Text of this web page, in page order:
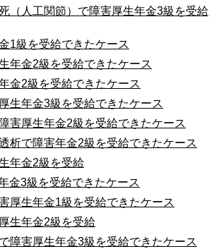
（人工関節）で障害厚生年金3級を受給
1級を受給できたケース
年金2級を受給できたケース
金2級を受給できたケース
生年金3級を受給できたケース
害厚生年金2級を受給できたケース
析で障害年金2級を受給できたケース
年金2級を受給
金3級を受給できたケース
厚生年金1級を受給できたケース
生年金2級を受給
障害厚生年金3級を受給できたケース